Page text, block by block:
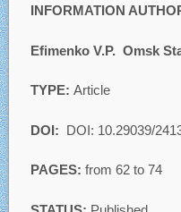
INFORMATION
Efimenko V.P. Omsk
TYPE: Article
DOI: DOI: 10.29039/
PAGES: from 62 to 74